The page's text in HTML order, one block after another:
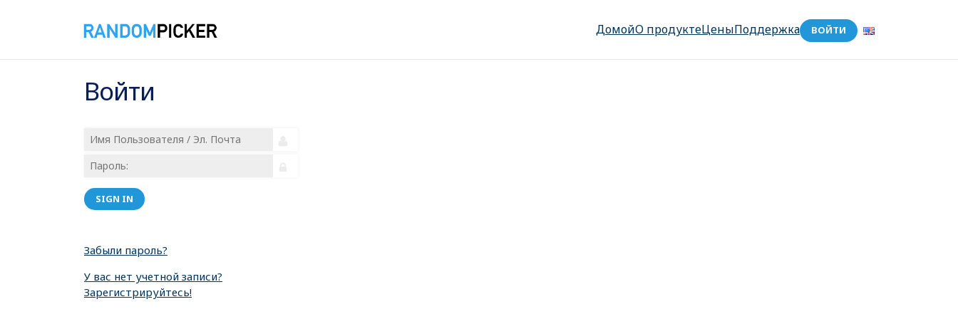
ДомойО продуктеЦеныПоддержка ВОЙТИ
Войти
SIGN IN
Забыли пароль?
У вас нет учетной записи?
Зарегистрируйтесь!